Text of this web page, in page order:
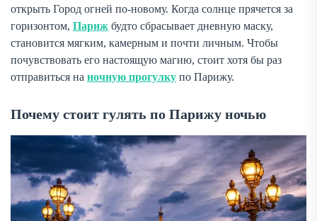
открыть Город огней по-новому. Когда солнце прячется за
горизонтом, Париж будто сбрасывает дневную маску,
становится мягким, камерным и почти личным. Чтобы
почувствовать его настоящую магию, стоит хотя бы раз
отправиться на ночную прогулку по Парижу.
Почему стоит гулять по Парижу ночью